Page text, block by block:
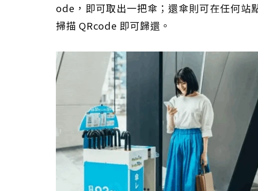
ode，即可取出一把傘；還傘則可在任何站
掃描 QRcode 即可歸還。